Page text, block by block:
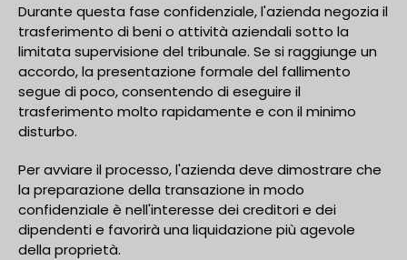
Durante questa fase confidenziale, l'azienda negozia il
trasferimento di beni o attività aziendali sotto la
limitata supervisione del tribunale. Se si raggiunge un
accordo, la presentazione formale del fallimento
segue di poco, consentendo di eseguire il
trasferimento molto rapidamente e con il minimo
disturbo.
Per avviare il processo, l'azienda deve dimostrare che
la preparazione della transazione in modo
confidenziale è nell'interesse dei creditori e dei
dipendenti e favorirà una liquidazione più agevole
della proprietà.